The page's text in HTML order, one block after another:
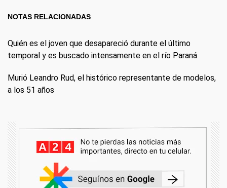
NOTAS RELACIONADAS
Quién es el joven que desapareció durante el último
temporal y es buscado intensamente en el río Paraná
Murió Leandro Rud, el histórico representante de modelos,
a los 51 años